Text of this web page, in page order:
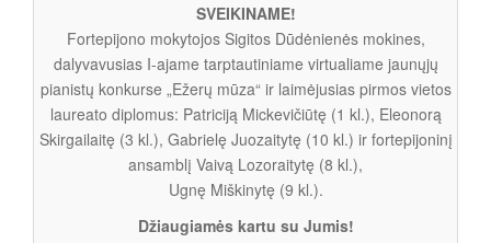
SVEIKINAME!
Fortepijono mokytojos Sigitos Dūdėnienės mokines,
dalyvavusias I-ajame tarptautiniame virtualiame jaunųjų
pianistų konkurse „Ežerų mūza“ ir laimėjusias pirmos vietos
laureato diplomus: Patriciją Mickevičiūtę (1 kl.), Eleonorą
Skirgailaitę (3 kl.), Gabrielę Juozaitytę (10 kl.) ir fortepijoninį
ansamblį Vaivą Lozoraitytę (8 kl.),
Ugnę Miškinytę (9 kl.).
Džiaugiamės kartu su Jumis!